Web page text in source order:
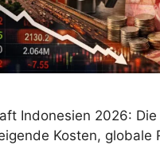
Indonesien 2026: Die
Kosten, globale